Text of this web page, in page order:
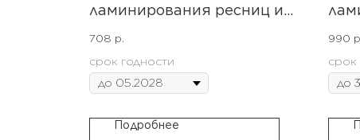
ламинирования ресниц и
LAMINATION.
708 р.
срок годности
Подробнее
990 р.
срок